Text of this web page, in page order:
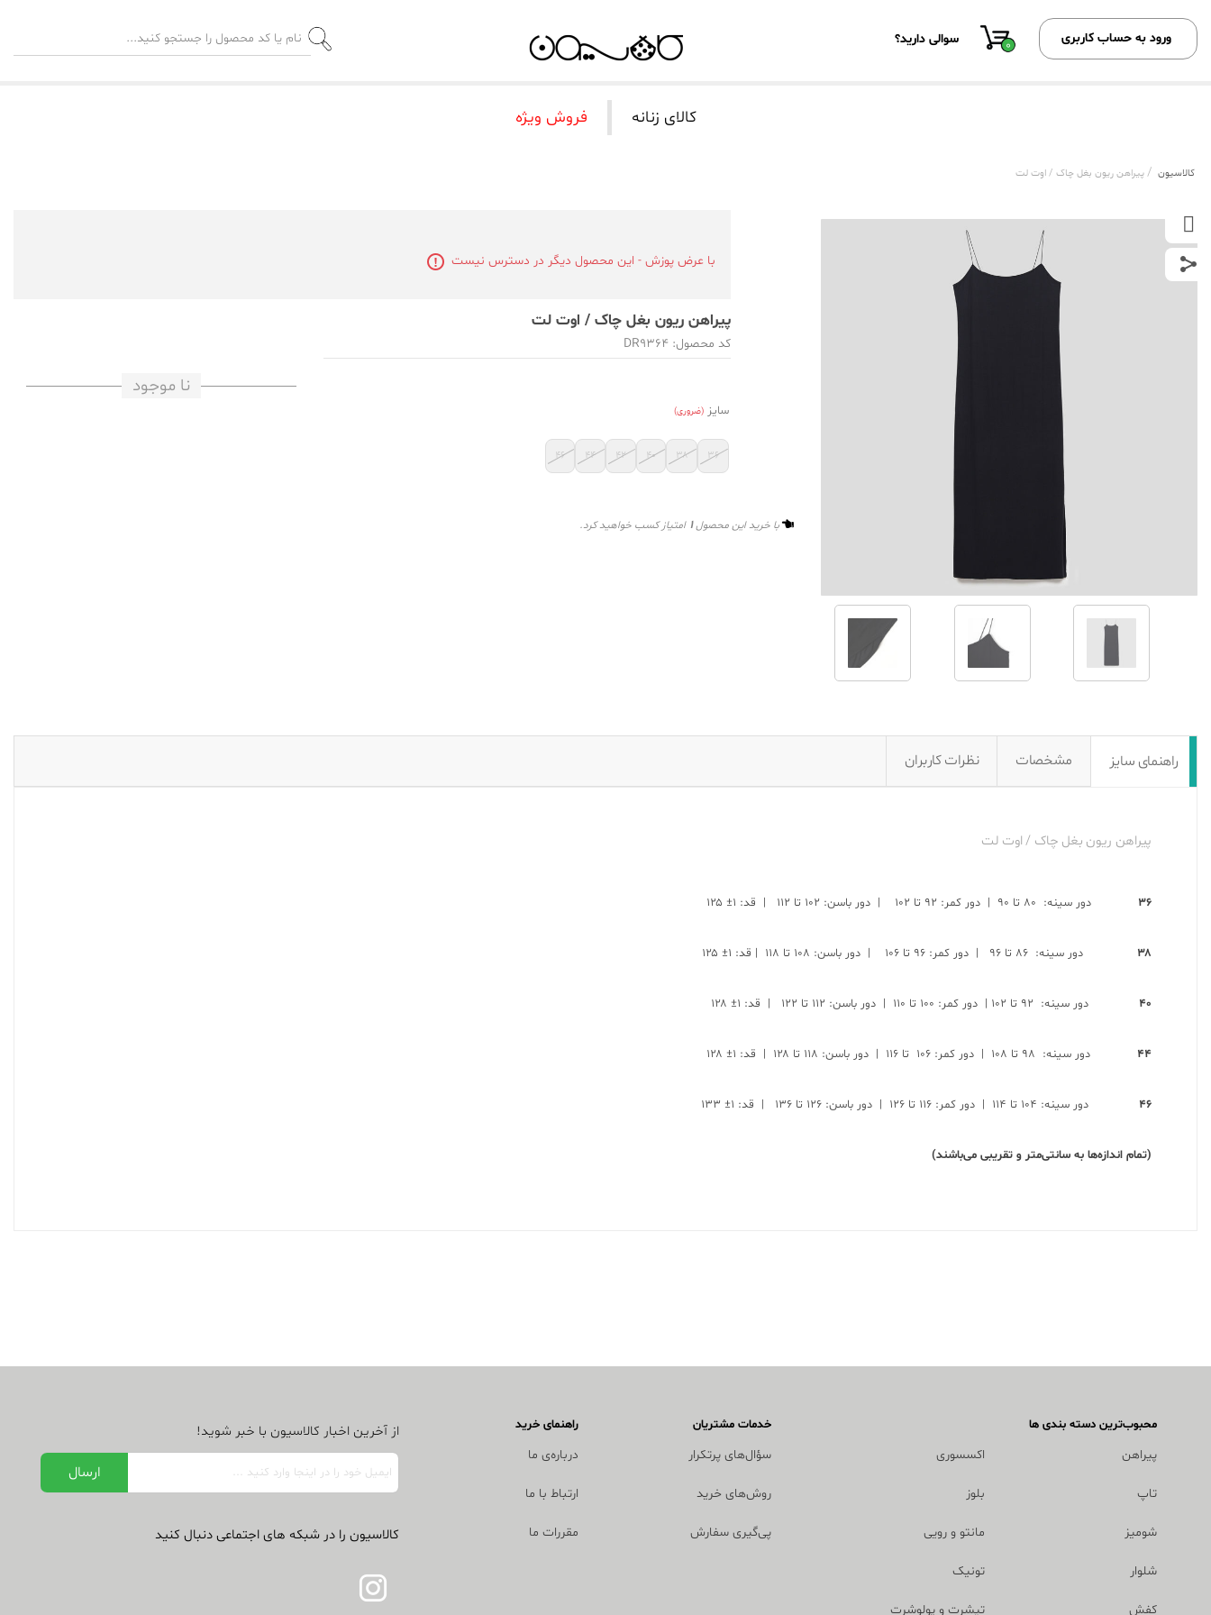
ورود به حساب کاربری 0 سوالی دارید؟
کالای زنانه فروش ویژه
کالاسیون / پیراهن ریون بغل چاک / اوت لت
با عرض پوزش - این محصول دیگر در دسترس نیست
پیراهن ریون بغل چاک / اوت لت
کد محصول: DR9364
سایز (ضروری)
۳۶ ۳۸ ۴۰ ۴۲ ۴۴ ۴۶
نا موجود
با خرید این محصول1 امتیاز کسب خواهید کرد.
راهنمای سایز مشخصات نظرات کاربران
پیراهن ریون بغل چاک / اوت لت
۳۶ دور سینه: ۸۰ تا ۹۰ | دور کمر: ۹۲ تا ۱۰۲ | دور باسن: ۱۰۲ تا ۱۱۲ | قد: ۱± ۱۲۵
۳۸ دور سینه: ۸۶ تا ۹۶ | دور کمر: ۹۶ تا ۱۰۶ | دور باسن: ۱۰۸ تا ۱۱۸ | قد: ۱± ۱۲۵
۴۰ دور سینه: ۹۲ تا ۱۰۲ | دور کمر: ۱۰۰ تا ۱۱۰ | دور باسن: ۱۱۲ تا ۱۲۲ | قد: ۱± ۱۲۸
۴۴ دور سینه: ۹۸ تا ۱۰۸ | دور کمر: ۱۰۶ تا ۱۱۶ | دور باسن: ۱۱۸ تا ۱۲۸ | قد: ۱± ۱۲۸
۴۶ دور سینه: ۱۰۴ تا ۱۱۴ | دور کمر: ۱۱۶ تا ۱۲۶ | دور باسن: ۱۲۶ تا ۱۳۶ | قد: ۱± ۱۳۳
(تمام اندازه‌ها به سانتی‌متر و تقریبی می‌باشند)
محبوب‌ترین دسته بندی ها
پیراهن
تاپ
شومیز
شلوار
کفش
اکسسوری
بلوز
مانتو و رویی
تونیک
تیشرت و پولوشرت
خدمات مشتریان
سؤال‌های پرتکرار
روش‌های خرید
پی‌گیری سفارش
راهنمای خرید
درباره‌ی ما
ارتباط با ما
مقررات ما
از آخرین اخبار کالاسیون با خبر شوید!
کالاسیون را در شبکه های اجتماعی دنبال کنید